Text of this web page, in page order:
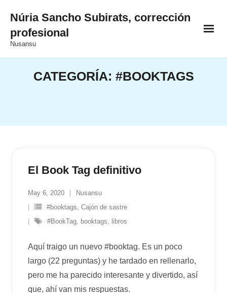
contenido
Núria Sancho Subirats, corrección
profesional
Nusansu
CATEGORÍA: #BOOKTAGS
El Book Tag definitivo
May 6, 2020
Nusansu
#booktags, Cajón de sastre
#BookTag, booktags, libros
Aquí traigo un nuevo #booktag. Es un poco
largo (22 preguntas) y he tardado en rellenarlo,
pero me ha parecido interesante y divertido, así
que, ahí van mis respuestas.